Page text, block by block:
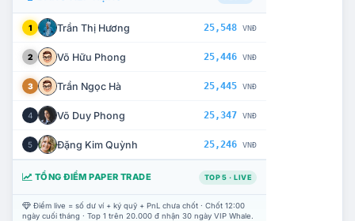
1 Trần Thị Hương 25,548 VNĐ
2 Võ Hữu Phong 25,446 VNĐ
3 Trần Ngọc Hà 25,445 VNĐ
4 Võ Duy Phong 25,347 VNĐ
5 Đặng Kim Quỳnh 25,246 VNĐ
TỔNG ĐIỂM PAPER TRADE TOP 5 · LIVE
Điểm live = số dư ví + ký quỹ + PnL chưa chốt · Chốt 12:00
ngày cuối tháng · Top 1 trên 20.000 đ nhận 30 ngày VIP Whale.